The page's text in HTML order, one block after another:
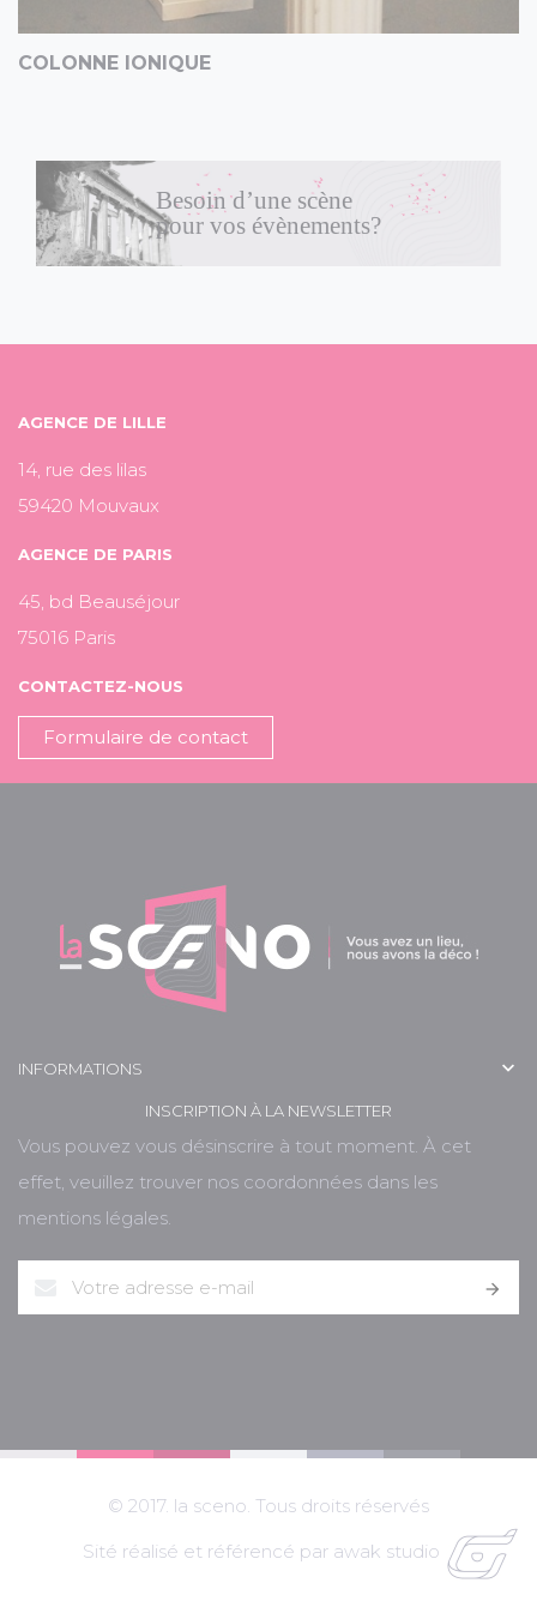
COLONNE IONIQUE
Besoin d’une scène
pour vos évènements?
AGENCE DE LILLE
14, rue des lilas
59420 Mouvaux
AGENCE DE PARIS
45, bd Beauséjour
75016 Paris
CONTACTEZ-NOUS
Formulaire de contact
INFORMATIONS 
INSCRIPTION À LA NEWSLETTER
Vous pouvez vous désinscrire à tout moment. À cet
effet, veuillez trouver nos coordonnées dans les
mentions légales.

© 2017. la sceno. Tous droits réservés
Sité réalisé et référencé par awak studio